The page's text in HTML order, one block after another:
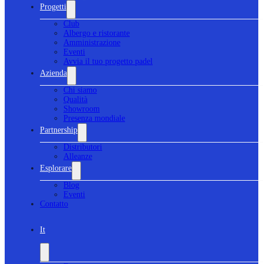
Progetti
Club
Albergo e ristorante
Amministrazione
Eventi
Avvia il tuo progetto padel
Azienda
Chi siamo
Qualità
Showroom
Presenza mondiale
Partnership
Distributori
Alleanze
Esplorare
Blog
Eventi
Contatto
It